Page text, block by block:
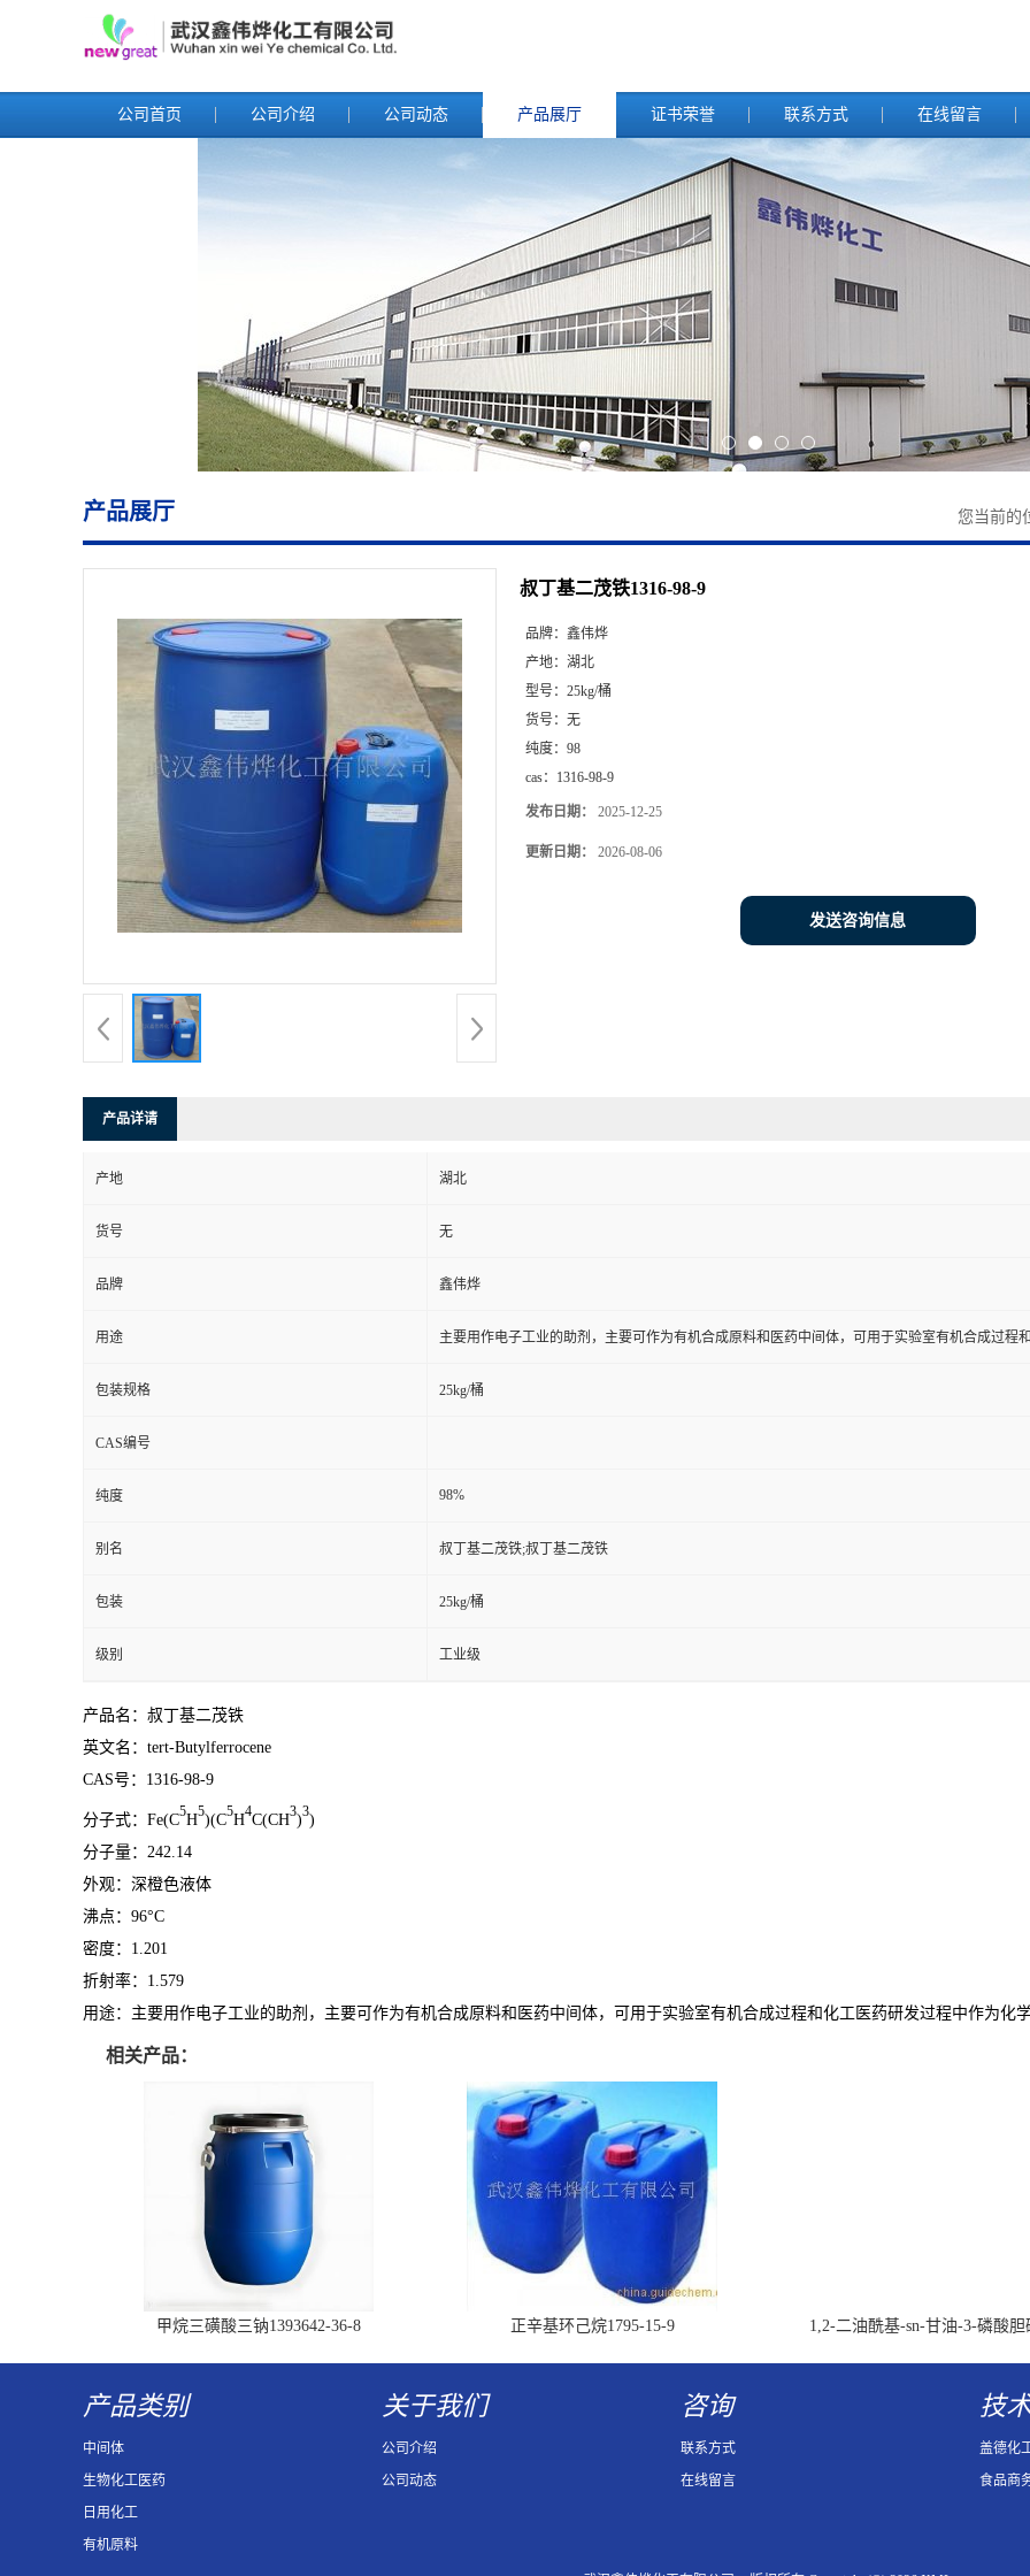
公司首页 公司介绍 公司动态 产品展厅 证书荣誉 联系方式 在线留言
产品展厅 您当前的
叔丁基二茂铁1316-98-9
品牌： 鑫伟烨
产地： 湖北
型号： 25kg/桶
货号： 无
纯度： 98
cas： 1316-98-9
发布日期： 2025-12-25
更新日期： 2026-08-06
发送咨询信息
产品详请
产地 湖北
货号 无
品牌 鑫伟烨
用途 主要用作电子工业的助剂，主要可作为有机合成原料和医药中间体，可用于实验室有机合成过程
包装规格 25kg/桶
CAS编号
纯度 98%
别名 叔丁基二茂铁;叔丁基二茂铁
包装 25kg/桶
级别 工业级
产品名：叔丁基二茂铁
英文名：tert-Butylferrocene
CAS号：1316-98-9
分子式：Fe(C5H5)(C5H4C(CH3)3)
分子量：242.14
外观：深橙色液体
沸点：96°C
密度：1.201
折射率：1.579
用途：主要用作电子工业的助剂，主要可作为有机合成原料和医药中间体，可用于实验室有机合成过程和化工医药研发过程中作为化
相关产品：
甲烷三磺酸三钠1393642-36-8 正辛基环己烷1795-15-9
1,2-二油酰基-sn-甘油-3-磷酸胆
产品类别
中间体
生物化工医药
日用化工
有机原料
关于我们
公司介绍
公司动态
咨询
联系方式
在线留言
技
盖德化
食品商